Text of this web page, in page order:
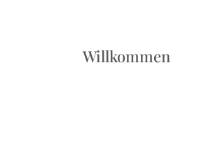
Willkommen